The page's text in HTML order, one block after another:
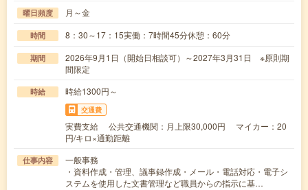
曜日頻度 月～金
時間 8：30～17：15実働：7時間45分休憩：60分
期間
2026年9月1日（開始日相談可）～2027年3月31日 ※原則期
間限定
時給 時給1300円～
交通費
実費支給 公共交通機関：月上限30,000円 マイカー：20
円/キロ×通勤距離
仕事内容
一般事務
・資料作成・管理、議事録作成・メール・電話対応・電子シ
ステムを使用した文書管理など職員からの指示に基…